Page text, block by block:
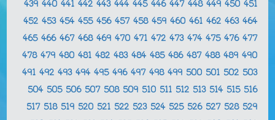
439 440 441 442 443 444 445 446 447 448 449 450 451
452 453 454 455 456 457 458 459 460 461 462 463 464
465 466 467 468 469 470 471 472 473 474 475 476 477
478 479 480 481 482 483 484 485 486 487 488 489 490
491 492 493 494 495 496 497 498 499 500 501 502 503
504 505 506 507 508 509 510 511 512 513 514 515 516
517 518 519 520 521 522 523 524 525 526 527 528 529